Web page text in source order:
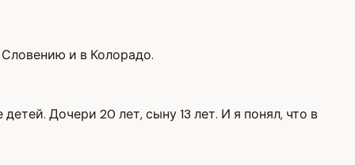
и в Колорадо.
Дочери 20 лет, сыну 13 лет. И я понял, что в